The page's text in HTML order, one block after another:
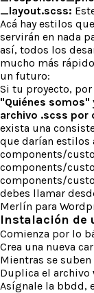
_layout.scss:
Acá hay estilos
servirán en nada
así, todos los
mucho más
un futuro:
Si tu proyecto,
"Quiénes
archivo .scss por
exista una
que darían estilos
components/
components/
components/
debes llamar
Merlín para
Instalación de
Comienza por lo
Crea una nueva
Mientras se
Duplica el archivo
Asígnale la bbdd,